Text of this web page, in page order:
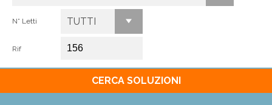
N° Letti TUTTI
Rif
CERCA SOLUZIONI